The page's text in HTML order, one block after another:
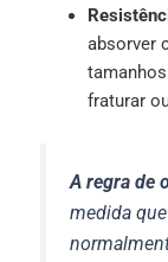
absorver
fraturar
A regra de
medida